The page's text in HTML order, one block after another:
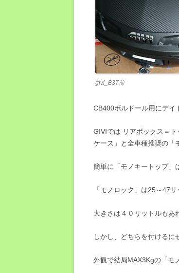
givi_B37前
CB400ボルドール用にデイ
GIVIでは リアボックス＝
ケース」と全車種推奨の「
簡単に「モノキートップ」
「モノロック」は25～47
大きさは４０リットルもあ
しかし、どちらを付けるに
外観で結局MAX3Kgの「モ